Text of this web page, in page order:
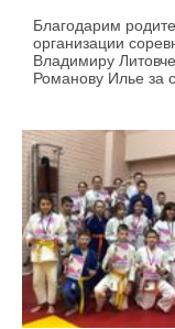
Благодарим
организации
Владимиру
Романову Илье за